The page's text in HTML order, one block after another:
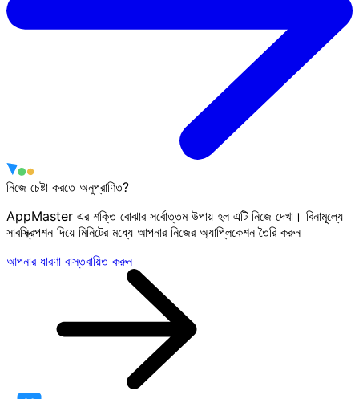
নিজে চেষ্টা করতে অনুপ্রাণিত?
AppMaster এর শক্তি বোঝার সর্বোত্তম উপায় হল এটি নিজে দেখা। বিনামূল্যে
সাবস্ক্রিপশন দিয়ে মিনিটের মধ্যে আপনার নিজের অ্যাপ্লিকেশন তৈরি করুন
আপনার ধারণা বাস্তবায়িত করুন